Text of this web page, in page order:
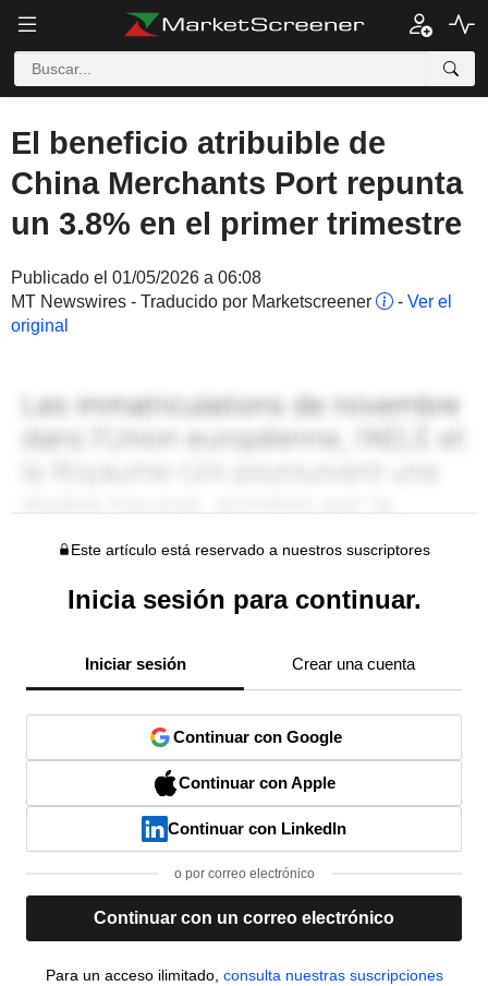
El beneficio atribuible de
China Merchants Port repunta
un 3.8% en el primer trimestre
Publicado el 01/05/2026 a 06:08
MT Newswires - Traducido por Marketscreener
- Ver el
original
Este artículo está reservado a nuestros suscriptores
Inicia sesión para continuar.
Iniciar sesión Crear una cuenta
Continuar con Google
Continuar con Apple
Continuar con LinkedIn
o por correo electrónico
Continuar con un correo electrónico
Para un acceso ilimitado, consulta nuestras suscripciones